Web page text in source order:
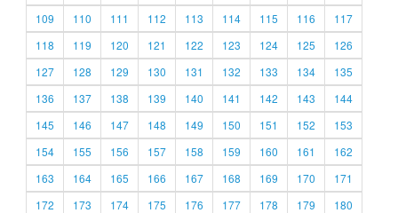
109
110 111 112 113 114 115 116
117
118
119 120 121 122 123 124 125
126
127
128 129 130 131 132 133 134
135
136
137 138 139 140 141 142 143
144
145
146 147 148 149 150 151 152
153
154
155 156 157 158 159 160 161
162
163
164 165 166 167 168 169 170
171
172
173 174 175 176 177 178 179
180